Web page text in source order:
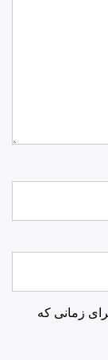
زمانی که